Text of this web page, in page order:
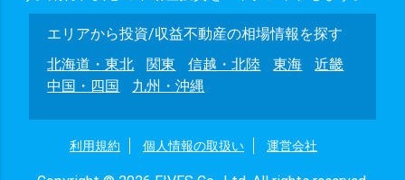
エリアから投資/収益不動産の相場情報を探す
北海道・東北
関東 信越・北陸 東海
近畿
中国・四国
九州・沖縄
利用規約 個人情報の取扱い 運営会社